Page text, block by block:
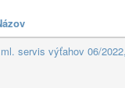
servis výťahov 06/